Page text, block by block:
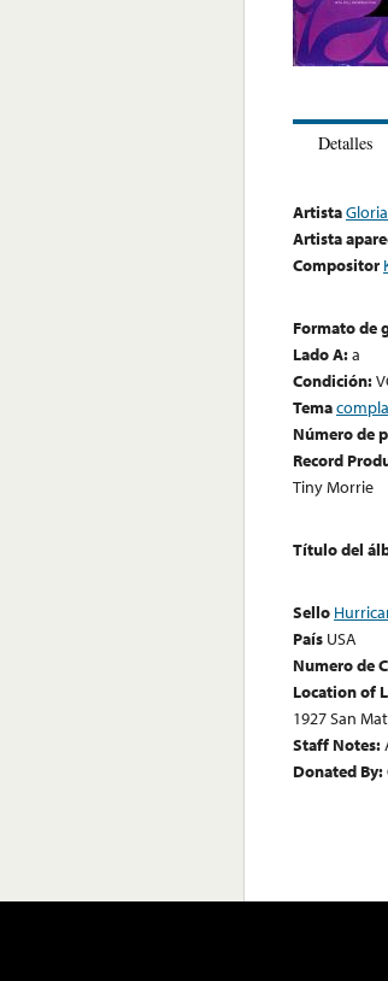
Detalles
Artista
Artista
Compositor
Formato de
Lado A:a
Condición:
Tema
Número de
Record
Tiny Morrie
Título del
Sello
País USA
Numero de
Location of
1927 San
Staff Notes:
Donated By: